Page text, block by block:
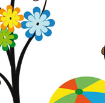
LAPSEVANEMALE